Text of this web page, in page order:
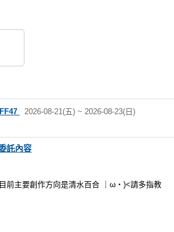
2026-08-21(五) ~ 2026-08-23(日)
託內容
前主要創作方向是清水百合 ｜ω・)<請多指教